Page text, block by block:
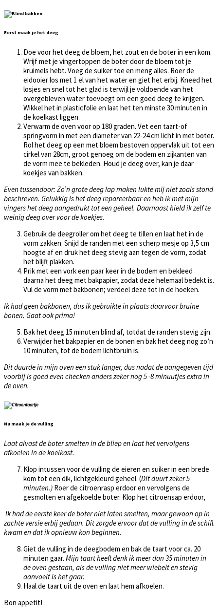
Eerst maak je het deeg
Doe voor het deeg de bloem, het zout en de boter in een kom.
Wrijf met je vingertoppen de boter door de bloem tot je
kruimels hebt. Voeg de suiker toe en meng alles. Roer de
eidooier los met 1 el van het water en giet het erbij. Kneed het
losjes en snel tot het glad is terwijl je voldoende van het
overgebleven water toevoegt om een goed deeg te krijgen.
Wikkel het in plasticfolie en laat het ten minste 30 minuten in
de koelkast liggen.
Verwarm de oven voor op 180 graden. Vet een taart-of
springvorm in met een diameter van 22-24 cm licht in met boter.
Rol het deeg op een met bloem bestoven oppervlak uit tot een
cirkel van 28cm, groot genoeg om de bodem en zijkanten van
de vorm mee te bekleden. Houd je deeg over, kan je daar
koekjes van bakken.
Even tussendoor: Zo’n grote deeg lap maken lukte mij niet zoals stond
beschreven. Gelukkig is het deeg repareerbaar en heb ik met mijn
vingers het deeg aangedrukt tot een geheel. Daarnaast hield ik zelf te
weinig deeg over voor de koekjes.
Gebruik de deegroller om het deeg te tillen en laat het in de
vorm zakken. Snijd de randen met een scherp mesje op 3,5 cm
hoogte af en druk het deeg stevig aan tegen de vorm, zodat
het blijft plakken.
Prik met een vork een paar keer in de bodem en bekleed
daarna het deeg met bakpapier, zodat deze helemaal bedekt is.
Vul de vorm met bakbonen; verdeel deze tot in de hoeken.
Ik had geen bakbonen, dus ik gebruikte in plaats daarvoor bruine
bonen. Gaat ook prima!
Bak het deeg 15 minuten blind af, totdat de randen stevig zijn.
Verwijder het bakpapier en de bonen en bak het deeg nog zo’n
10 minuten, tot de bodem lichtbruin is.
Dit duurde in mijn oven een stuk langer, dus nadat de aangegeven tijd
voorbij is goed even checken anders zeker nog 5 -8 minuutjes extra in
de oven.
Nu maak je de vulling
Laat alvast de boter smelten in de bliep en laat het vervolgens
afkoelen in de koelkast.
Klop intussen voor de vulling de eieren en suiker in een brede
kom tot een dik, lichtgekleurd geheel. (Dit duurt zeker 5
minuten.) Roer de citroenrasp erdoor en vervolgens de
gesmolten en afgekoelde boter. Klop het citroensap erdoor,
Ik had de eerste keer de boter niet laten smelten, maar gewoon op in
zachte versie erbij gedaan. Dit zorgde ervoor dat de vulling in de schift
kwam en dat ik opnieuw kon beginnen.
Giet de vulling in de deegbodem en bak de taart voor ca. 20
minuten gaar. Mijn taart heeft denk ik meer dan 35 minuten in
de oven gestaan, als de vulling niet meer wiebelt en stevig
aanvoelt is het gaar.
Haal de taart uit de oven en laat hem afkoelen.
Bon appetit!